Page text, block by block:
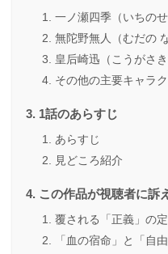
一ノ瀬四季（いちの
無陀野無人（むだの
皇后崎迅（こうがさ
その他の主要キャラ
1話のあらすじ
あらすじ
見どころ紹介
この作品が視聴者に訴
覆される「正義」の
「血の宿命」と「自